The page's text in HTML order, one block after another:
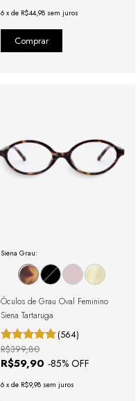
6 x de R$44,98 sem juros
Siena Grau:
Óculos de Grau Oval Feminino
Siena Tartaruga
(564)
R$59,90 -85% OFF
R$399,80
6 x de R$9,98 sem juros